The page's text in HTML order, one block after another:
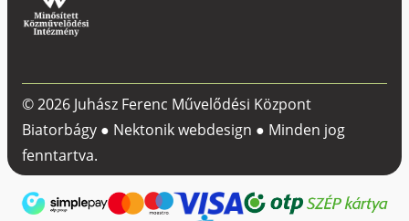
© 2026 Juhász Ferenc Művelődési Központ
Biatorbágy ● Nektonik webdesign ● Minden jog
fenntartva.